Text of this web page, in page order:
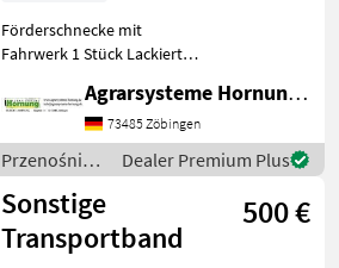
Förderschnecke mit
Fahrwerk 1 Stück Lackierte
12.30 m – Durchmesser 200
mm - Leistung 50 t
Agrarsysteme Hornung GmbH & Co. KG
73485 Zöbingen
Przenośniki
/ Sonstige
Dealer Premium Plus
Sonstige
Transportband
500 €